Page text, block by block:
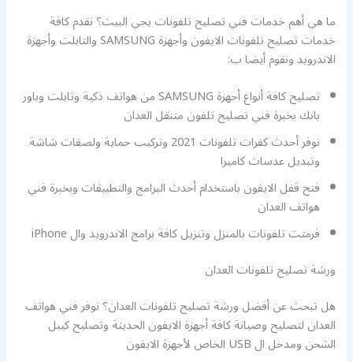
ما هي أهم خدمات فني تصليح تلفونات يجي البيت؟ نقدم كافة
خدمات تصليح تلفونات الايفون وأجهزة SAMSUNG والتابلت وأجهزة
الاندرويد ونقوم أيضا ب:
تصليح كافة أنواع أجهزة SAMSUNG من هواتف ذكية وتابلت وباور
بانك بخبرة فني تصليح تلفون متنقل العدان
نوفر أحدث كفرات تلفونات 2021 وتركيب حماية ولصقات شاشة
وتبديل عدسات كاميرا
فتح قفل الايفون باستخدام أحدث البرامج والتطبيقات وبخبرة فني
هواتف العدان
فرمتت تلفونات بالمنزل وتنزيل كافة برامج الاندرويد وال iPhone
ورشة تصليح تلفونات العدان
هل تبحث عن أفضل ورشة تصليح تلفونات العدان؟ نوفر فني هواتف
العدان لتصليح وصيانة كافة أجهزة الايفون الحديثة وتصليح كيبل
الشحن ومدخل ال USB الخاص لأجهزة الايفون